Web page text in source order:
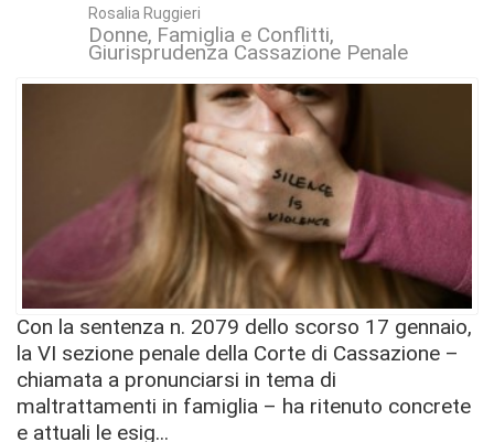
Rosalia Ruggieri
Donne Famiglia e Conflitti
Giurisprudenza Cassazione Penale
Con la sentenza n. 2079 dello scorso 17 gennaio,
la VI sezione penale della Corte di Cassazione –
chiamata a pronunciarsi in tema di
maltrattamenti in famiglia – ha ritenuto concrete
e attuali le esig...